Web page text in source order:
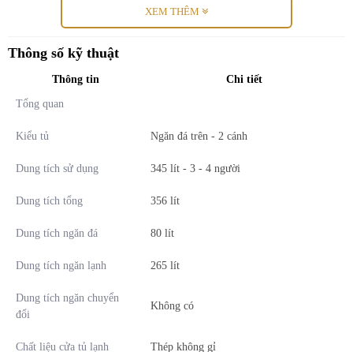
* Hình ảnh chỉ mang tính chất minh họa
Ngăn đá
- Dung tíchngăn đá 80 lít
khá rộng rãi, với phần ngăn đựng bên
nhiều loại thực phẩm khác nhau.
-Hộp đá xoay tiện lợi tạo các viên đá nhỏ để thưởng thức nước
Ngăn lạnh
- Phần ngăn lạnh có dung tích 265 lítcó các khay kệ để phân chia
XEM THÊM
Thông số kỹ thuật
Thông tin Chi tiết
Tổng quan
Kiểu tủ Ngăn đá trên - 2 cánh
Dung tích sử dụng 345 lít - 3 - 4 người
Dung tích tổng 356 lít
Dung tích ngăn đá 80 lít
Dung tích ngăn lạnh 265 lít
Dung tích ngăn chuyển
đổi
Không có
Chất liệu cửa tủ lạnh Thép không gỉ